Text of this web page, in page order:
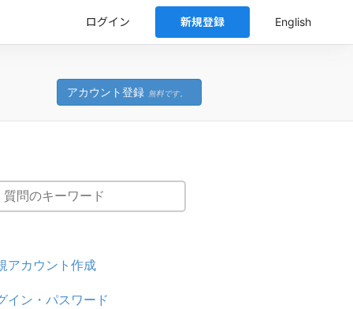
ログイン 新規登録 English
アカウント登録 無料です。
アカウント作成
イン・パスワード